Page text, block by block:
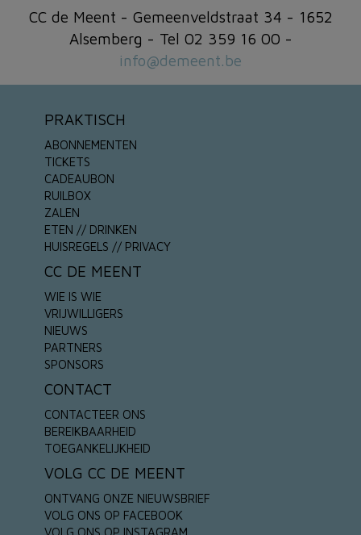
CC de Meent - Gemeenveldstraat 34 - 1652
Alsemberg - Tel 02 359 16 00 -
info@demeent.be
PRAKTISCH
ABONNEMENTEN
TICKETS
CADEAUBON
RUILBOX
ZALEN
ETEN // DRINKEN
HUISREGELS // PRIVACY
CC DE MEENT
WIE IS WIE
VRIJWILLIGERS
NIEUWS
PARTNERS
SPONSORS
CONTACT
CONTACTEER ONS
BEREIKBAARHEID
TOEGANKELIJKHEID
VOLG CC DE MEENT
ONTVANG ONZE NIEUWSBRIEF
VOLG ONS OP FACEBOOK
VOLG ONS OP INSTAGRAM